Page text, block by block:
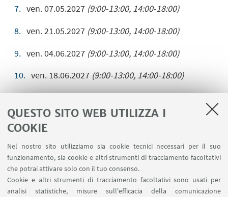
QUESTO SITO WEB UTILIZZA I
COOKIE
Nel nostro sito utilizziamo sia cookie tecnici necessari per il suo
funzionamento, sia cookie e altri strumenti di tracciamento facoltativi
che potrai attivare solo con il tuo consenso.
Cookie e altri strumenti di tracciamento facoltativi sono usati per
analisi statistiche, misure sull'efficacia della comunicazione
ven. 07.05.2027 (9:00-13:00, 14:00-18:00)
ven. 21.05.2027 (9:00-13:00, 14:00-18:00)
ven. 04.06.2027 (9:00-13:00, 14:00-18:00)
ven. 18.06.2027 (9:00-13:00, 14:00-18:00)
Prova finale
Primo appello (sessione estiva): luglio 2027 (da
definire)
Secondo appello (sessione autunnale):ottobre-
novembre 2027 (da definire)